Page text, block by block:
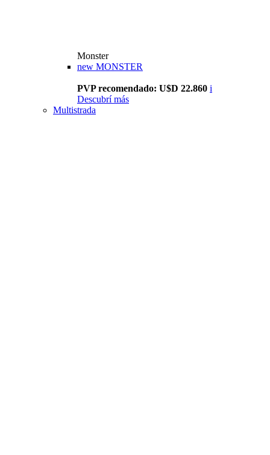
Monster
new MONSTER
PVP recomendado: U$D 22.860 i
Descubrí más
Multistrada